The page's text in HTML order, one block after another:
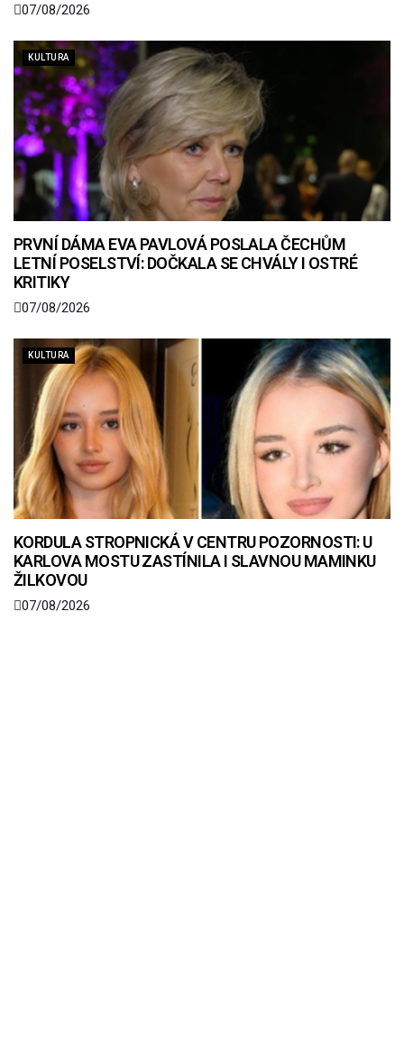
07/08/2026
KULTURA
PRVNÍ DÁMA EVA PAVLOVÁ POSLALA ČECHŮM
LETNÍ POSELSTVÍ: DOČKALA SE CHVÁLY I OSTRÉ
KRITIKY
07/08/2026
KULTURA
KORDULA STROPNICKÁ V CENTRU POZORNOSTI: U
KARLOVA MOSTU ZASTÍNILA I SLAVNOU MAMINKU
ŽILKOVOU
07/08/2026